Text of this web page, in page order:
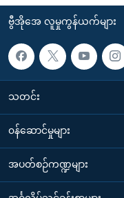
ဗွီအိုအေ လူမှုကွန်ယက်များ
သတင်း
၀န်ဆောင်မှုများ
အပတ်စဉ်ကဏ္ဍများ